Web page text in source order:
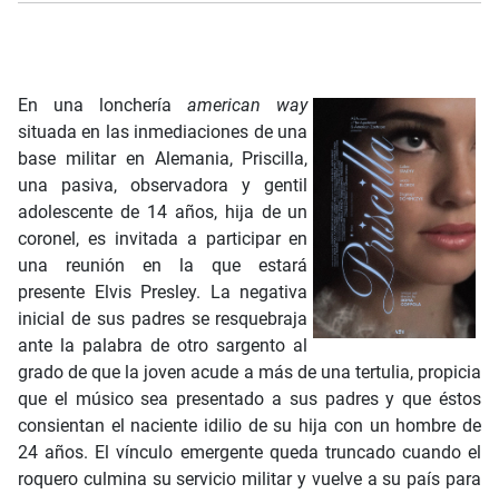
En una lonchería american way
situada en las inmediaciones de una
base militar en Alemania, Priscilla,
una pasiva, observadora y gentil
adolescente de 14 años, hija de un
coronel, es invitada a participar en
una reunión en la que estará
presente Elvis Presley. La negativa
inicial de sus padres se resquebraja
ante la palabra de otro sargento al
grado de que la joven acude a más de una tertulia, propicia
que el músico sea presentado a sus padres y que éstos
consientan el naciente idilio de su hija con un hombre de
24 años. El vínculo emergente queda truncado cuando el
roquero culmina su servicio militar y vuelve a su país para